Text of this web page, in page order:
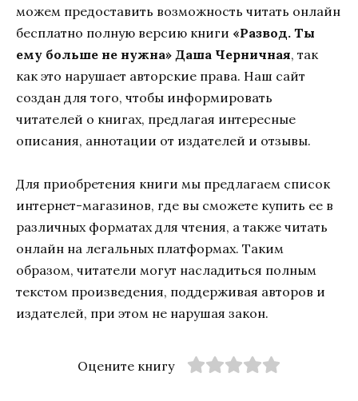
можем предоставить возможность читать онлайн
бесплатно полную версию книги «Развод. Ты
ему больше не нужна» Даша Черничная, так
как это нарушает авторские права. Наш сайт
создан для того, чтобы информировать
читателей о книгах, предлагая интересные
описания, аннотации от издателей и отзывы.
Для приобретения книги мы предлагаем список
интернет-магазинов, где вы сможете купить ее в
различных форматах для чтения, а также читать
онлайн на легальных платформах. Таким
образом, читатели могут насладиться полным
текстом произведения, поддерживая авторов и
издателей, при этом не нарушая закон.
Оцените книгу